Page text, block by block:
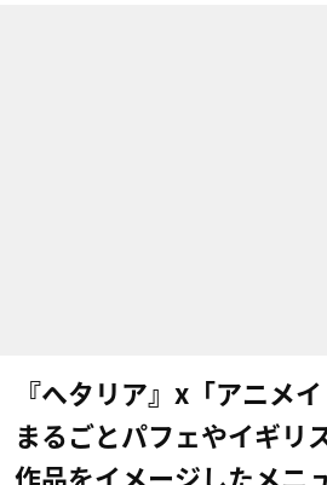
『ヘタリア』x「アニメ
まるごとパフェやイギリ
作品をイメージしたメニ